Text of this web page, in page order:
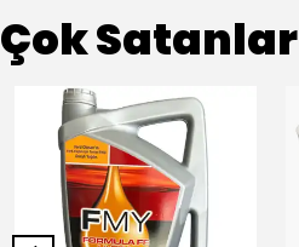
Çok Satanlar